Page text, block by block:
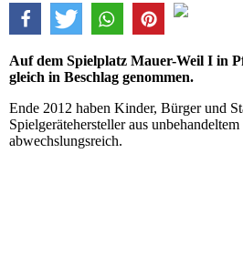
Auf dem Spielplatz Mauer-Weil I in
gleich in Beschlag genommen.
Ende 2012 haben Kinder, Bürger und
Spielgerätehersteller aus
abwechslungsreich.